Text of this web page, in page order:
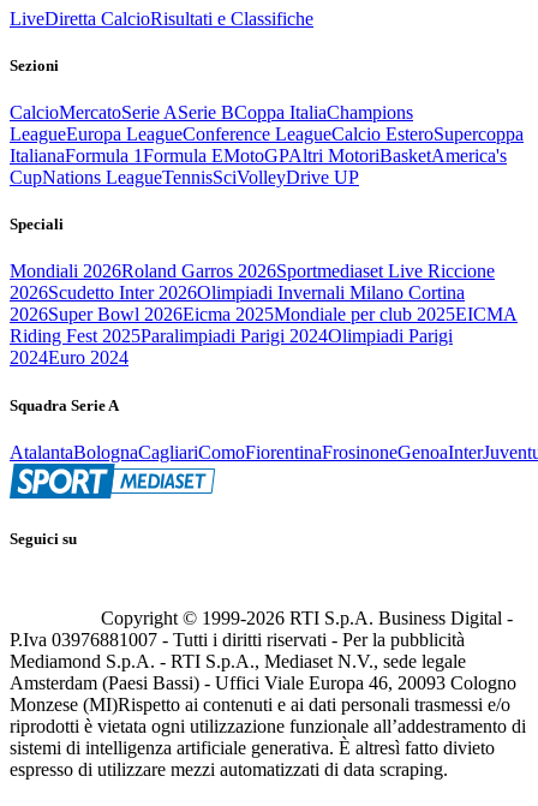
LiveDiretta CalcioRisultati e Classifiche
Sezioni
CalcioMercatoSerie ASerie BCoppa ItaliaChampions
LeagueEuropa LeagueConference LeagueCalcio EsteroSupercoppa
ItalianaFormula 1Formula EMotoGPAltri MotoriBasketAmerica's
CupNations LeagueTennisSciVolleyDrive UP
Speciali
Mondiali 2026Roland Garros 2026Sportmediaset Live Riccione
2026Scudetto Inter 2026Olimpiadi Invernali Milano Cortina
2026Super Bowl 2026Eicma 2025Mondiale per club 2025EICMA
Riding Fest 2025Paralimpiadi Parigi 2024Olimpiadi Parigi
2024Euro 2024
Squadra Serie A
AtalantaBolognaCagliariComoFiorentinaFrosinoneGenoaInter
Seguici su
Copyright © 1999-2026 RTI S.p.A. Business Digital -
P.Iva 03976881007 - Tutti i diritti riservati - Per la pubblicità
Mediamond S.p.A. - RTI S.p.A., Mediaset N.V., sede legale
Amsterdam (Paesi Bassi) - Uffici Viale Europa 46, 20093 Cologno
Monzese (MI)Rispetto ai contenuti e ai dati personali trasmessi e/o
riprodotti è vietata ogni utilizzazione funzionale all’addestramento di
sistemi di intelligenza artificiale generativa. È altresì fatto divieto
espresso di utilizzare mezzi automatizzati di data scraping.